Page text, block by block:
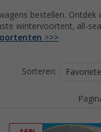
bestellen. Ontdek
wintervoortent, all-
>>>
Sorteren: